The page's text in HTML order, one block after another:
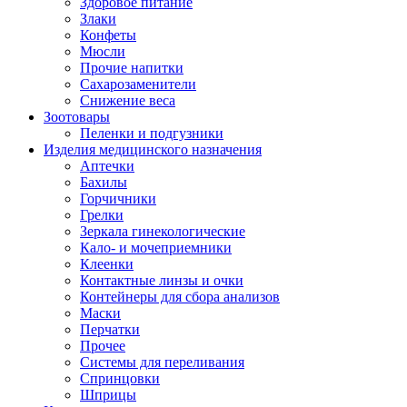
Злаки
Конфеты
Мюсли
Прочие напитки
Сахарозаменители
Снижение веса
Зоотовары
Пеленки и подгузники
Изделия медицинского назначения
Аптечки
Бахилы
Горчичники
Грелки
Зеркала гинекологические
Кало- и мочеприемники
Клеенки
Контактные линзы и очки
Контейнеры для сбора анализов
Маски
Перчатки
Прочее
Системы для переливания
Спринцовки
Шприцы